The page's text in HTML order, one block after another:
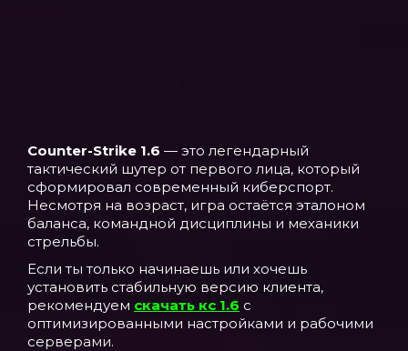
Counter-Strike 1.6 — это легендарный
тактический шутер от первого лица, который
сформировал современный киберспорт.
Несмотря на возраст, игра остаётся эталоном
баланса, командной дисциплины и механики
стрельбы.
Если ты только начинаешь или хочешь
установить стабильную версию клиента,
рекомендуем скачать кс 1.6 с
оптимизированными настройками и рабочими
серверами.